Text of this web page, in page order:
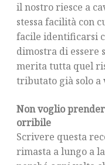
il nostro riesce a
stessa facilità con
facile identificarsi
dimostra di essere
merita tutta quel
tributato già solo a
Non voglio
orribile
Scrivere questa
rimasta a lungo a